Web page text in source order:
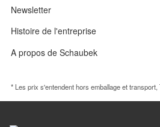
Newsletter
Histoire de l'entreprise
A propos de Schaubek
* Les prix s'entendent hors emballage et transport,